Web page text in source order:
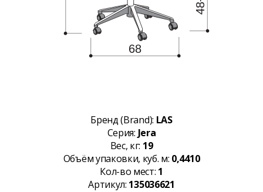
Бренд (Brand): LAS
Серия: Jera
Вес, кг: 19
Объём упаковки, куб. м: 0,4410
Кол-во мест: 1
Артикул: 135036621